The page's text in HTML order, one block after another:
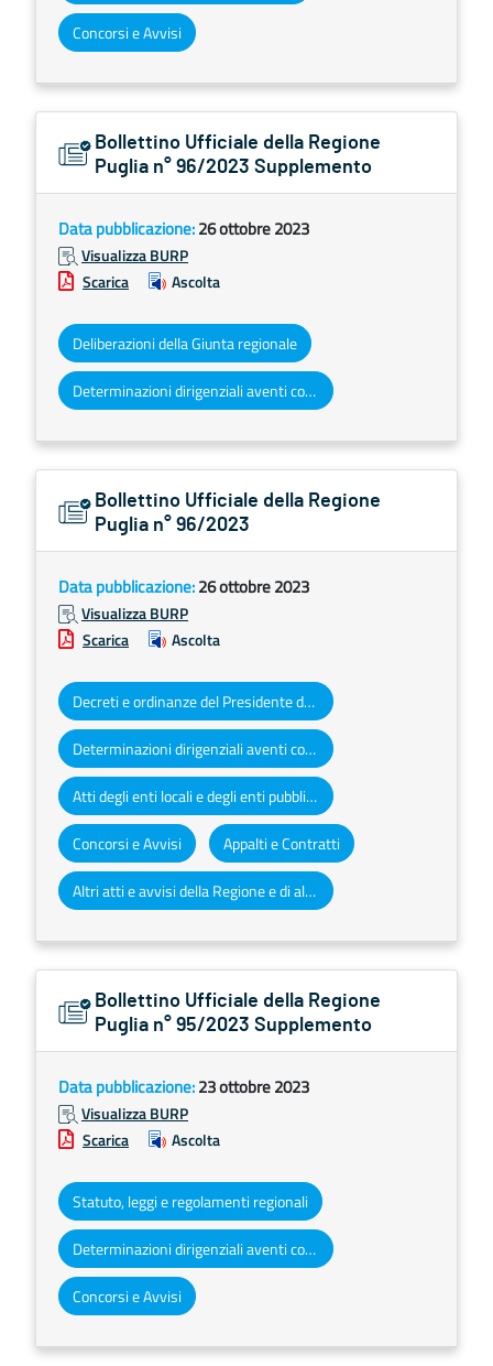
Concorsi e Avvisi
Bollettino Ufficiale della Regione
Puglia n° 96/2023 Supplemento
Data pubblicazione:26 ottobre 2023
Visualizza BURP
Scarica
Ascolta
Deliberazioni della Giunta regionale
Determinazioni dirigenziali aventi contenuto di interesse generale
Bollettino Ufficiale della Regione
Puglia n° 96/2023
Data pubblicazione:26 ottobre 2023
Visualizza BURP
Scarica
Ascolta
Decreti e ordinanze del Presidente della Giunta regionale
Determinazioni dirigenziali aventi contenuto di interesse generale
Atti degli enti locali e degli enti pubblici e privati
Concorsi e Avvisi Appalti e Contratti
Altri atti e avvisi della Regione e di altri enti pubblici che interessano la collettività regionale
Bollettino Ufficiale della Regione
Puglia n° 95/2023 Supplemento
Data pubblicazione:23 ottobre 2023
Visualizza BURP
Scarica
Ascolta
Statuto, leggi e regolamenti regionali
Determinazioni dirigenziali aventi contenuto di interesse generale
Concorsi e Avvisi